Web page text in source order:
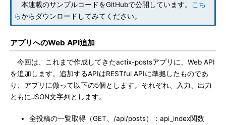
本連載のサンプルコードをGitHubで公開しています。
こち
らからダウンロードしてみてください。
アプリへのWeb API追加
今回は、これまで作成してきたactix-postsアプリに、Web API
を追加します。追加するAPIはRESTful APIに準拠したものであ
り、アプリに倣って以下の5個とします。それぞれ、入力、出力
ともにJSON文字列とします。
全投稿の一覧取得（GET、/api/posts）：api_index関数